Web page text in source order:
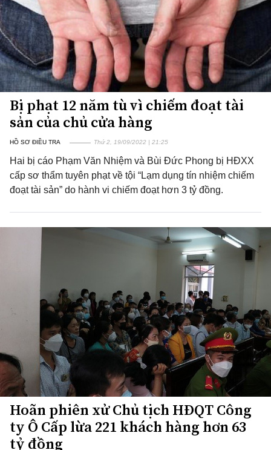
Bị phạt 12 năm tù vì chiếm đoạt tài
sản của chủ cửa hàng
HỒ SƠ ĐIỀU TRA Thứ 2, 19/09/2022 | 21:25
Hai bị cáo Phạm Văn Nhiệm và Bùi Đức Phong bị HĐXX
cấp sơ thẩm tuyên phạt về tội “Lạm dụng tín nhiệm chiếm
đoạt tài sản” do hành vi chiếm đoạt hơn 3 tỷ đồng.
Hoãn phiên xử Chủ tịch HĐQT Công
ty Ô Cấp lừa 221 khách hàng hơn 63
tỷ đồng